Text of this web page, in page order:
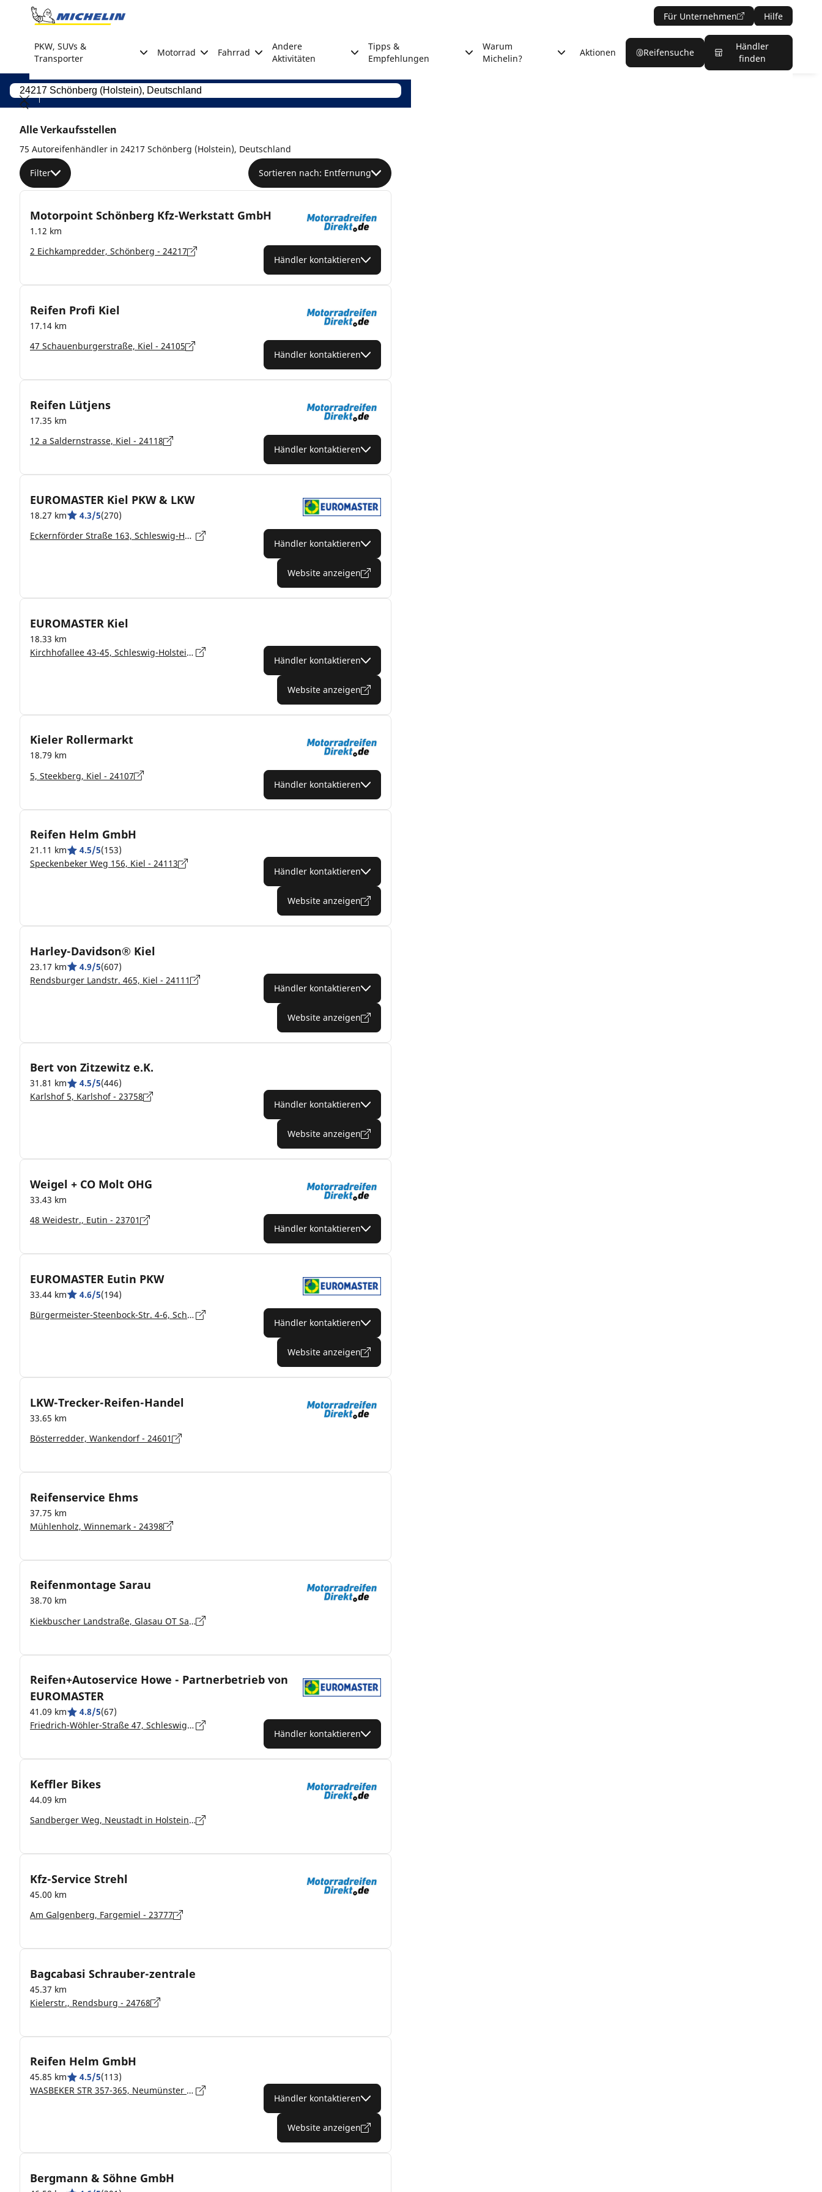
Go to page content
Für Unternehmen Hilfe
PKW, SUVs &
Transporter
Motorrad Fahrrad
Andere
Aktivitäten
Tipps &
Empfehlungen
Warum
Michelin?
Aktionen Reifensuche
Händler
finden
Alle Verkaufsstellen
75 Autoreifenhändler in 24217 Schönberg (Holstein), Deutschland
Filter Sortieren nach: Entfernung
Motorpoint Schönberg Kfz-Werkstatt GmbH
1.12 km
2 Eichkampredder, Schönberg - 24217
Händler kontaktieren
Reifen Profi Kiel
17.14 km
47 Schauenburgerstraße, Kiel - 24105
Händler kontaktieren
Reifen Lütjens
17.35 km
12 a Saldernstrasse, Kiel - 24118
Händler kontaktieren
EUROMASTER Kiel PKW & LKW
18.27 km 4.3/5(270)
Eckernförder Straße 163, Schleswig-Holstein, Kiel - 24116
Händler kontaktieren
Website anzeigen
EUROMASTER Kiel
18.33 km
Kirchhofallee 43-45, Schleswig-Holstein, Kiel - 24114
Händler kontaktieren
Website anzeigen
Kieler Rollermarkt
18.79 km
5, Steekberg, Kiel - 24107
Händler kontaktieren
Reifen Helm GmbH
21.11 km 4.5/5(153)
Speckenbeker Weg 156, Kiel - 24113
Händler kontaktieren
Website anzeigen
Harley-Davidson® Kiel
23.17 km 4.9/5(607)
Rendsburger Landstr. 465, Kiel - 24111
Händler kontaktieren
Website anzeigen
Bert von Zitzewitz e.K.
31.81 km 4.5/5(446)
Karlshof 5, Karlshof - 23758
Händler kontaktieren
Website anzeigen
Weigel + CO Molt OHG
33.43 km
48 Weidestr., Eutin - 23701
Händler kontaktieren
EUROMASTER Eutin PKW
33.44 km 4.6/5(194)
Bürgermeister-Steenbock-Str. 4-6, Schleswig-Holstein, Eutin - 23701
Händler kontaktieren
Website anzeigen
LKW-Trecker-Reifen-Handel
33.65 km
Bösterredder, Wankendorf - 24601
Reifenservice Ehms
37.75 km
Mühlenholz, Winnemark - 24398
Reifenmontage Sarau
38.70 km
Kiekbuscher Landstraße, Glasau OT Sarau - 23719
Reifen+Autoservice Howe - Partnerbetrieb von
EUROMASTER
41.09 km 4.8/5(67)
Friedrich-Wöhler-Straße 47, Schleswig-Holstein, Neumünster - 24536
Händler kontaktieren
Keffler Bikes
44.09 km
Sandberger Weg, Neustadt in Holstein - 23730
Kfz-Service Strehl
45.00 km
Am Galgenberg, Fargemiel - 23777
Bagcabasi Schrauber-zentrale
45.37 km
Kielerstr., Rendsburg - 24768
Reifen Helm GmbH
45.85 km 4.5/5(113)
WASBEKER STR 357-365, Neumünster - 24537
Händler kontaktieren
Website anzeigen
Bergmann & Söhne GmbH